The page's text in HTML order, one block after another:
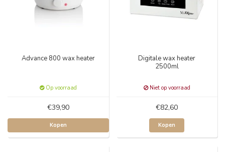
Advance 800 wax heater
Op voorraad
€39,90
Kopen
Digitale wax heater
2500ml
Niet op voorraad
€82,60
Kopen